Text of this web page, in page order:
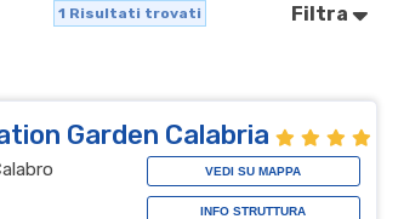
1 Risultati trovati Filtra
Garden Calabria
VEDI SU MAPPA
INFO STRUTTURA